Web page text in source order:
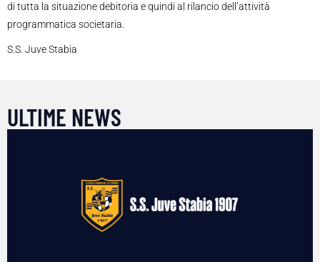
di tutta la situazione debitoria e quindi al rilancio dell’attività
programmatica societaria.
S.S. Juve Stabia
ULTIME NEWS